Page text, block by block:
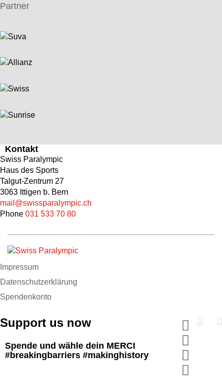
Partner
Kontakt
Swiss Paralympic
Haus des Sports
Talgut-Zentrum 27
3063 Ittigen b. Bern
mail@swissparalympic.ch
Phone 031 533 70 80
Impressum
Datenschutzerklärung
Spendenkonto
Support us now
Spende und wähle dein MERCI
#breakingbarriers #makinghistory